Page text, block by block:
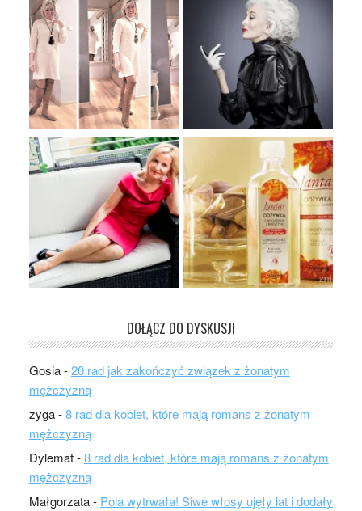
DOŁĄCZ DO DYSKUSJI
Gosia-20 rad jak zakończyć związek z żonatym
mężczyzną
zyga-8 rad dla kobiet, które mają romans z żonatym
mężczyzną
Dylemat-8 rad dla kobiet, które mają romans z żonatym
mężczyzną
Małgorzata- Pola wytrwała! Siwe włosy ujęły lat i dodały